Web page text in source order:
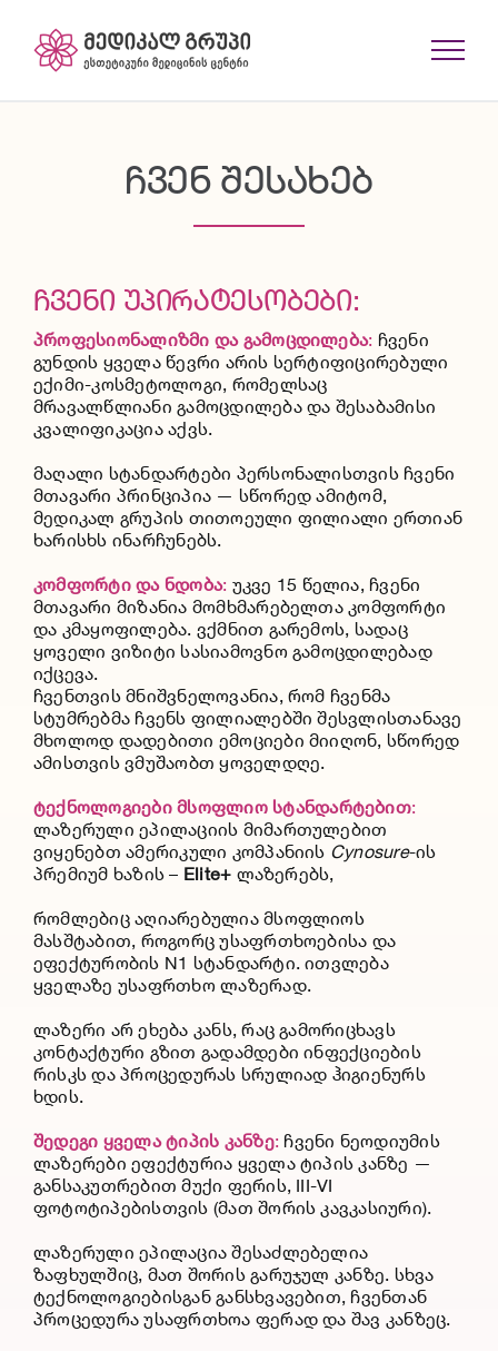
content
ᲩᲕᲔᲜ ᲨᲔᲡᲐᲮᲔᲑ
ᲩᲕᲔᲜᲘ ᲣᲞᲘᲠᲐᲢᲔᲡᲝᲑᲔᲑᲘ:
პროფესიონალიზმი და გამოცდილება: ჩვენი
გუნდის ყველა წევრი არის სერტიფიცირებული
ექიმი-კოსმეტოლოგი, რომელსაც
მრავალწლიანი გამოცდილება და შესაბამისი
კვალიფიკაცია აქვს.
მაღალი სტანდარტები პერსონალისთვის ჩვენი
მთავარი პრინციპია — სწორედ ამიტომ,
მედიკალ გრუპის თითოეული ფილიალი ერთიან
ხარისხს ინარჩუნებს.
კომფორტი და ნდობა: უკვე 15 წელია, ჩვენი
მთავარი მიზანია მომხმარებელთა კომფორტი
და კმაყოფილება. ვქმნით გარემოს, სადაც
ყოველი ვიზიტი სასიამოვნო გამოცდილებად
იქცევა.
ჩვენთვის მნიშვნელოვანია, რომ ჩვენმა
სტუმრებმა ჩვენს ფილიალებში შესვლისთანავე
მხოლოდ დადებითი ემოციები მიიღონ, სწორედ
ამისთვის ვმუშაობთ ყოველდღე.
ტექნოლოგიები მსოფლიო სტანდარტებით:
ლაზერული ეპილაციის მიმართულებით
ვიყენებთ ამერიკული კომპანიის Cynosure-ის
პრემიუმ ხაზის – Elite+ ლაზერებს,
რომლებიც აღიარებულია მსოფლიოს
მასშტაბით, როგორც უსაფრთხოებისა და
ეფექტურობის N1 სტანდარტი. ითვლება
ყველაზე უსაფრთხო ლაზერად.
ლაზერი არ ეხება კანს, რაც გამორიცხავს
კონტაქტური გზით გადამდები ინფექციების
რისკს და პროცედურას სრულიად ჰიგიენურს
ხდის.
შედეგი ყველა ტიპის კანზე: ჩვენი ნეოდიუმის
ლაზერები ეფექტურია ყველა ტიპის კანზე —
განსაკუთრებით მუქი ფერის, III-VI
ფოტოტიპებისთვის (მათ შორის კავკასიური).
ლაზერული ეპილაცია შესაძლებელია
ზაფხულშიც, მათ შორის გარუჯულ კანზე. სხვა
ტექნოლოგიებისგან განსხვავებით, ჩვენთან
პროცედურა უსაფრთხოა ფერად და შავ კანზეც.